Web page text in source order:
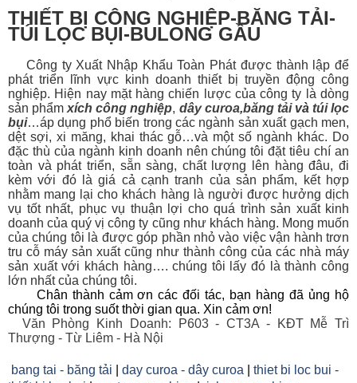
THIẾT BỊ CÔNG NGHIỆP-BĂNG TẢI-
TÚI LỌC BỤI-BULONG GẦU
Công ty Xuất Nhập Khẩu Toàn Phát được thành lập để
phát triển lĩnh vực kinh doanh thiết bị truyền động công
nghiệp. Hiện nay mặt hàng chiến lược của công ty là dòng
sản phẩm xích công nghiệp, dây curoa,băng tảivàtúi lọc
bụi…áp dụng phổ biến trong các ngành sản xuất gạch men,
dệt sợi, xi măng, khai thác gỗ…và một số ngành khác. Do
đặc thù của ngành kinh doanh nên chúng tôi đặt tiêu chí an
toàn và phát triển, sẵn sàng, chất lượng lên hàng đâu, đi
kèm với đó là giá cả cạnh tranh của sản phẩm, kết hợp
nhằm mang lại cho khách hàng là người được hưởng dịch
vụ tốt nhất, phục vụ thuận lợi cho quá trình sản xuất kinh
doanh của quý vị công ty cũng như khách hàng. Mong muốn
của chúng tôi là được góp phần nhỏ vào việc vận hành trơn
tru cỗ máy sản xuất cũng như thành công của các nhà máy
sản xuất với khách hàng…. chúng tôi lấy đó là thành công
lớn nhất của chúng tôi.
Chân thành cảm ơn các đối tác, bạn hàng đã ủng hộ
chúng tôi trong suốt thời gian qua. Xin cảm ơn!
Văn Phòng Kinh Doanh: P603 - CT3A - KĐT Mễ Trì
Thượng - Từ Liêm - Hà Nội
bang tai - băng tải day curoa - dây curoa
thiet bi loc bui -